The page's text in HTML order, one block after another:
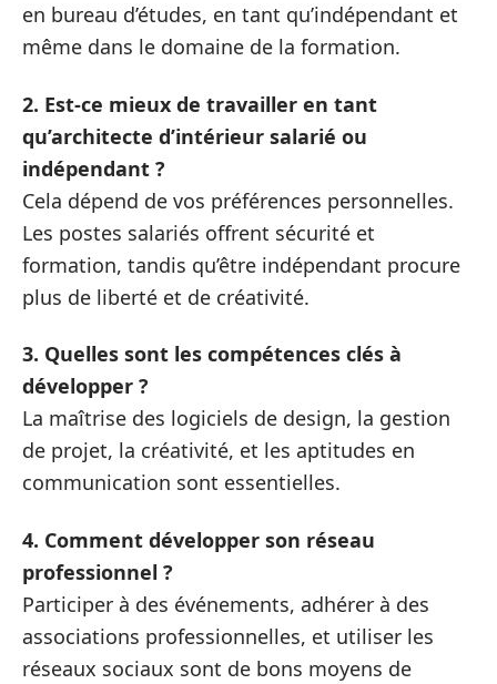
en bureau d’études, en tant qu’indépendant et
même dans le domaine de la formation.
2. Est-ce mieux de travailler en tant
qu’architecte d’intérieur salarié ou
indépendant ?
Cela dépend de vos préférences personnelles.
Les postes salariés offrent sécurité et
formation, tandis qu’être indépendant procure
plus de liberté et de créativité.
3. Quelles sont les compétences clés à
développer ?
La maîtrise des logiciels de design, la gestion
de projet, la créativité, et les aptitudes en
communication sont essentielles.
4. Comment développer son réseau
professionnel ?
Participer à des événements, adhérer à des
associations professionnelles, et utiliser les
réseaux sociaux sont de bons moyens de